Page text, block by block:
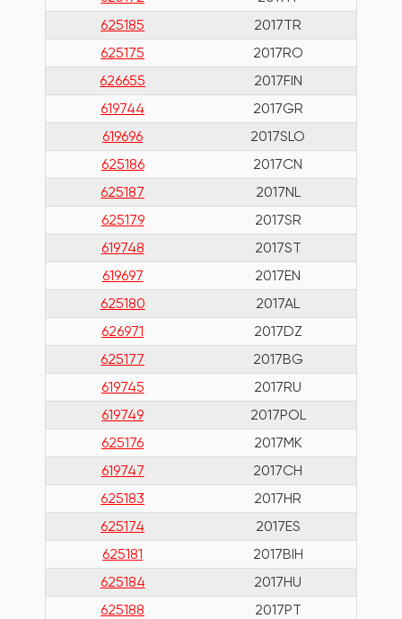
625185
2017TR
625175
2017RO
626655
2017FIN
619744
2017GR
619696
2017SLO
625186
2017CN
625187
2017NL
625179
2017SR
619748
2017ST
619697
2017EN
625180
2017AL
626971
2017DZ
625177
2017BG
619745
2017RU
619749
2017POL
625176
2017MK
619747
2017CH
625183
2017HR
625174
2017ES
625181
2017BIH
625184
2017HU
625188
2017PT